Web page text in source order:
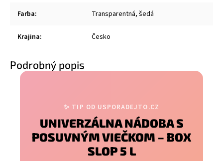
Farba: Transparentná, šedá
Krajina: Česko
Podrobný popis
✨ TIP OD USPORADEJTO.CZ
UNIVERZÁLNA NÁDOBA S
POSUVNÝM VIEČKOM – BOX
SLOP 5 L